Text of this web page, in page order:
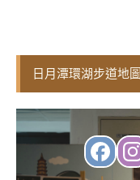
日月潭環湖步道地圖